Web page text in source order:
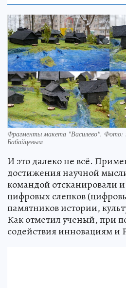
Фрагменты макета "Василево". Фото:
Бабайцевым
И это далеко не всё.
достижения научной
командой отсканировали
цифровых слепков
памятников истории,
Как отметил ученый, при
содействия инновациям и